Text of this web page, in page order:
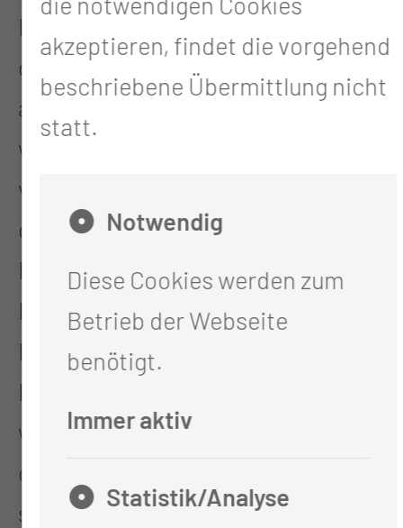
Batterie erschöpft, wird der
gesamte Schrittmacher
ausgetauscht. Die Elektroden
werden in der Regel weiter
verwendet. In Abhängigkeit von
der zugrunde liegenden
Erkrankung können verschiedene
Herzschrittmachersysteme zum
Einsatz kommen. Von
Einkammersystemen spricht man,
wenn Schrittmacher und Herz nur
durch eine Elektrode verbunden
sind (entweder Vorhof oder
akzeptieren, findet die vorgehend
beschriebene Übermittlung nicht
statt.
Notwendig
Diese Cookies werden zum
Betrieb der Webseite
benötigt.
Immer aktiv
Statistik/Analyse